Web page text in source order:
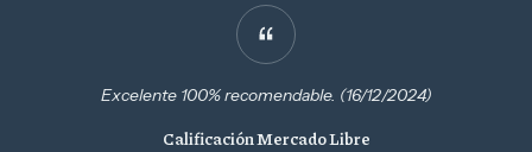
Excelente 100% recomendable. (16/12/2024)
Calificación Mercado Libre